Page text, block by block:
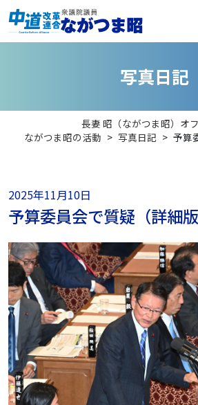
写真日記
長妻 昭（ながつま昭）オ
ながつま昭の活動 > 写真日記 > 予算
2025年11月10日
予算委員会で質疑（詳細版